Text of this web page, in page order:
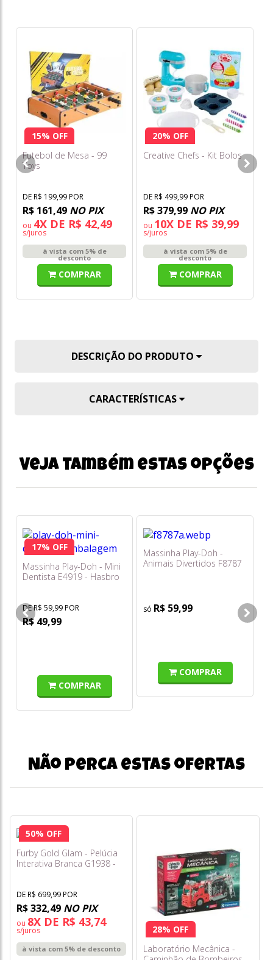
15% OFF
Futebol de Mesa - 99
Toys
DE R$ 199,99 POR
R$ 161,49 NO PIX
ou 4X DE R$ 42,49
s/juros
à vista com 5% de
desconto
COMPRAR
20% OFF
Creative Chefs - Kit Bolos
DE R$ 499,99 POR
R$ 379,99 NO PIX
ou 10X DE R$ 39,99
s/juros
à vista com 5% de
desconto
COMPRAR
DESCRIÇÃO DO PRODUTO
CARACTERÍSTICAS
Veja também estas opções
17% OFF
Massinha Play-Doh - Mini
Dentista E4919 - Hasbro
DE R$ 59,99 POR
R$ 49,99
COMPRAR
Massinha Play-Doh -
Animais Divertidos F8787
R$ 59,99
COMPRAR
Não perca estas ofertas
50% OFF
Furby Gold Glam - Pelúcia
Interativa Branca G1938 -
DE R$ 699,99 POR
R$ 332,49 NO PIX
ou 8X DE R$ 43,74
s/juros
à vista com 5% de desconto
28% OFF
Laboratório Mecânica -